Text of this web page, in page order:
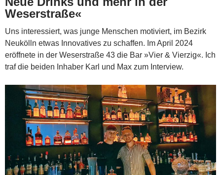
Weserstraße«
Uns interessiert, was junge Menschen motiviert, im Bezirk
Neukölln etwas Innovatives zu schaffen. Im April 2024
eröffnete in der Weserstraße 43 die Bar »Vier & Vierzig«. Ich
traf die beiden Inhaber Karl und Max zum Interview.